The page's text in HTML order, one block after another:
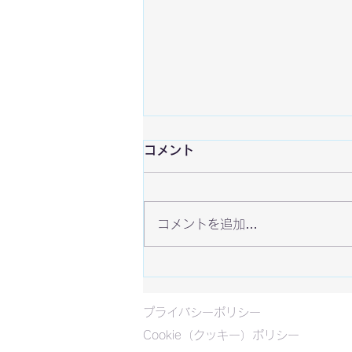
ラスベガスEVOに行ってきま
した
コメント
コメントを追加…
プライバシーポリシー
Cookie（クッキー）ポリシー